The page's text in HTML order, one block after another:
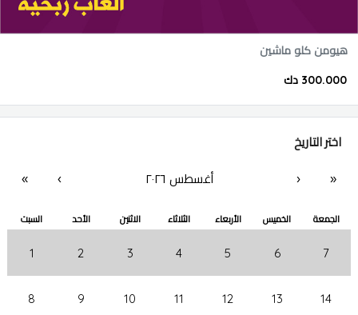
هيومن كلو ماشين
300.000 دك
اختر التاريخ
« ‹ أغسطس ٢٠٢٦ › »
السبت الأحد الاثنين الثلاثاء الأربعاء الخميس الجمعة
1 2 3 4 5 6 7
8 9 10 11 12 13 14